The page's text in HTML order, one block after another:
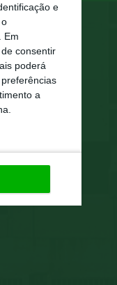
e
Em
consentir
poderá
a